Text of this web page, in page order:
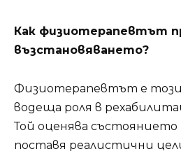
Как физиотерапевтът
възстановяването?
Физиотерапевтът е
водеща роля в
Той оценява състоянието
поставя реалистични